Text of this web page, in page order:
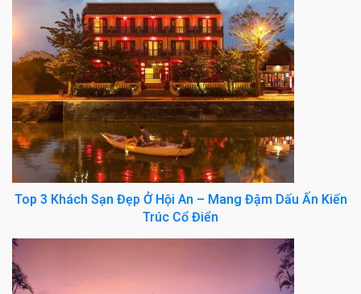
Top 3 Khách Sạn Đẹp Ở Hội An – Mang Đậm Dấu Ấn Kiến
Trúc Cổ Điển